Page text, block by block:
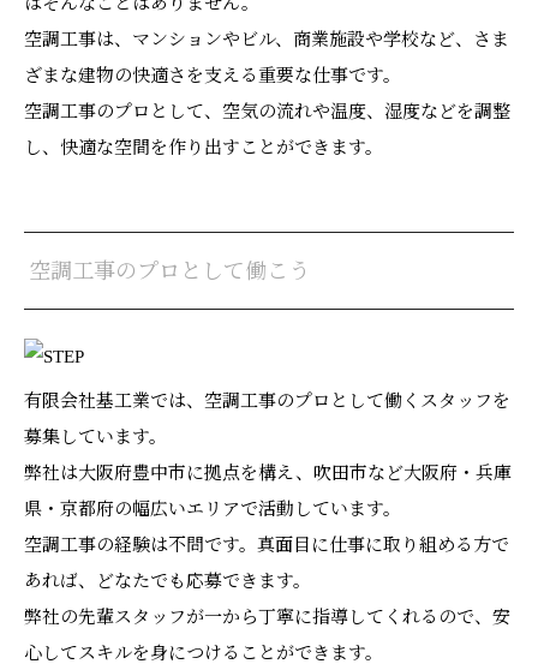
空調工事は、マンションやビル、商業施設や学校など、さま
ざまな建物の快適さを支える重要な仕事です。
空調工事のプロとして、空気の流れや温度、湿度などを調整
し、快適な空間を作り出すことができます。
空調工事のプロとして働こう
有限会社基工業では、空調工事のプロとして働くスタッフを
募集しています。
弊社は大阪府豊中市に拠点を構え、吹田市など大阪府・兵庫
県・京都府の幅広いエリアで活動しています。
空調工事の経験は不問です。真面目に仕事に取り組める方で
あれば、どなたでも応募できます。
弊社の先輩スタッフが一から丁寧に指導してくれるので、安
心してスキルを身につけることができます。